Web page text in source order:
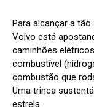
Para alcançar a
Volvo está
caminhões
combustível
combustão que
Uma trinca
estrela.